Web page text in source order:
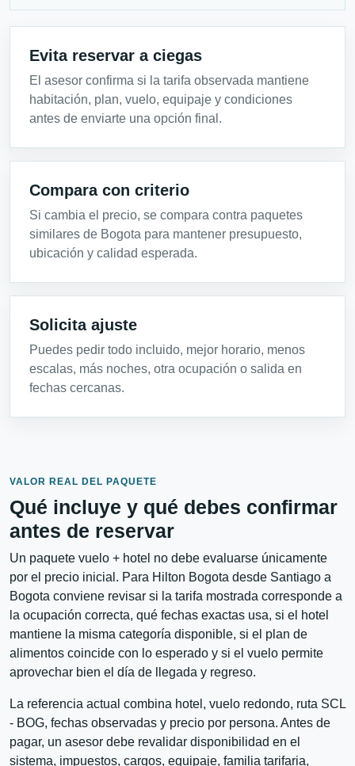
Evita reservar a ciegas
El asesor confirma si la tarifa observada mantiene
habitación, plan, vuelo, equipaje y condiciones
antes de enviarte una opción final.
Compara con criterio
Si cambia el precio, se compara contra paquetes
similares de Bogota para mantener presupuesto,
ubicación y calidad esperada.
Solicita ajuste
Puedes pedir todo incluido, mejor horario, menos
escalas, más noches, otra ocupación o salida en
fechas cercanas.
VALOR REAL DEL PAQUETE
Qué incluye y qué debes confirmar
antes de reservar
Un paquete vuelo + hotel no debe evaluarse únicamente
por el precio inicial. Para Hilton Bogota desde Santiago a
Bogota conviene revisar si la tarifa mostrada corresponde a
la ocupación correcta, qué fechas exactas usa, si el hotel
mantiene la misma categoría disponible, si el plan de
alimentos coincide con lo esperado y si el vuelo permite
aprovechar bien el día de llegada y regreso.
La referencia actual combina hotel, vuelo redondo, ruta SCL
- BOG, fechas observadas y precio por persona. Antes de
pagar, un asesor debe revalidar disponibilidad en el
sistema, impuestos, cargos, equipaje, familia tarifaria,